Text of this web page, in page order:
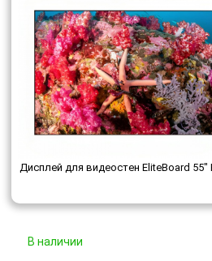
Дисплей для видеостен EliteBoard 55"
В наличии